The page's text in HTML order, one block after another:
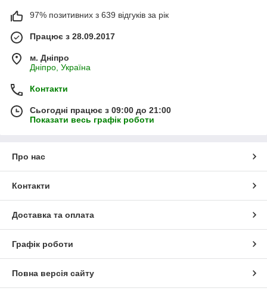
97% позитивних з 639 відгуків за рік
Працює з 28.09.2017
м. Дніпро
Дніпро, Україна
Контакти
Сьогодні працює з 09:00 до 21:00
Показати весь графік роботи
Про нас
Контакти
Доставка та оплата
Графік роботи
Повна версія сайту